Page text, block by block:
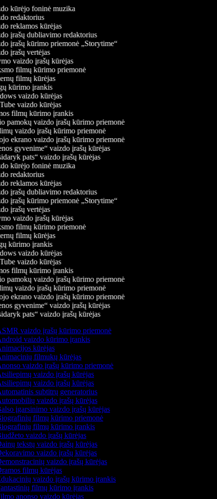
kūrėjo foninė muzika
redaktorius
reklamos kūrėjas
įrašų dubliavimo redaktorius
įrašų kūrimo priemonė „Storytime“
įrašų vertėjas
vaizdo įrašų kūrėjas
filmų kūrimo priemonė
filmų kūrėjas
kūrimo įrankis
vaizdo kūrėjas
vaizdo kūrėjas
filmų kūrimo įrankis
pamokų vaizdo įrašų kūrimo priemonė
vaizdo įrašų kūrimo priemonė
ekrano vaizdo įrašų kūrimo priemonė
gyvenime“ vaizdo įrašų kūrėjas
pats“ vaizdo įrašų kūrėjas
kūrėjo foninė muzika
redaktorius
reklamos kūrėjas
įrašų dubliavimo redaktorius
įrašų kūrimo priemonė „Storytime“
įrašų vertėjas
vaizdo įrašų kūrėjas
filmų kūrimo priemonė
filmų kūrėjas
kūrimo įrankis
vaizdo kūrėjas
vaizdo kūrėjas
filmų kūrimo įrankis
pamokų vaizdo įrašų kūrimo priemonė
vaizdo įrašų kūrimo priemonė
ekrano vaizdo įrašų kūrimo priemonė
gyvenime“ vaizdo įrašų kūrėjas
pats“ vaizdo įrašų kūrėjas
vaizdo įrašų kūrimo priemonė
vaizdo kūrimo įrankis
kūrėjas
filmukų kūrėjas
vaizdo įrašų kūrimo priemonė
vaizdo įrašų kūrėjas
vaizdo įrašų kūrėjas
subtitrų generatorius
vaizdo įrašų kūrėjas
įgarsinimo vaizdo įrašų kūrėjas
filmų kūrimo priemonė
filmų kūrimo įrankis
vaizdo įrašų kūrėjas
tekstų vaizdo įrašų kūrėjas
vaizdo įrašų kūrėjas
vaizdo įrašų kūrėjas
filmų kūrėjas
vaizdo įrašų kūrimo įrankis
filmų kūrimo įrankis
anonso vaizdo kūrėjas